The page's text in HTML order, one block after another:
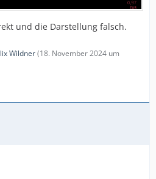
und die Darstellung falsch.
Wildner(18. November 2024 um